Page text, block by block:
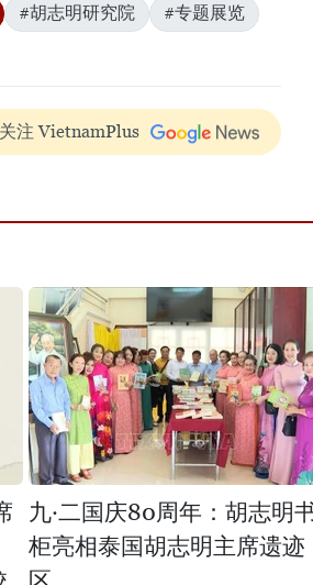
#胡志明研究院
#专题展览
关注 VietnamPlus
九·二国庆80周年：胡志明
柜亮相泰国胡志明主席遗迹